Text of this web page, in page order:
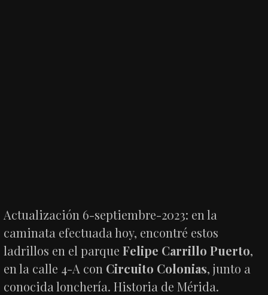
Actualización 6-septiembre-2023: en la
caminata efectuada hoy, encontré estos
ladrillos en el parqueFelipe Carrillo Puerto,
en la calle 4-A con Circuito Colonias, junto a
conocida lonchería. Historia de Mérida.